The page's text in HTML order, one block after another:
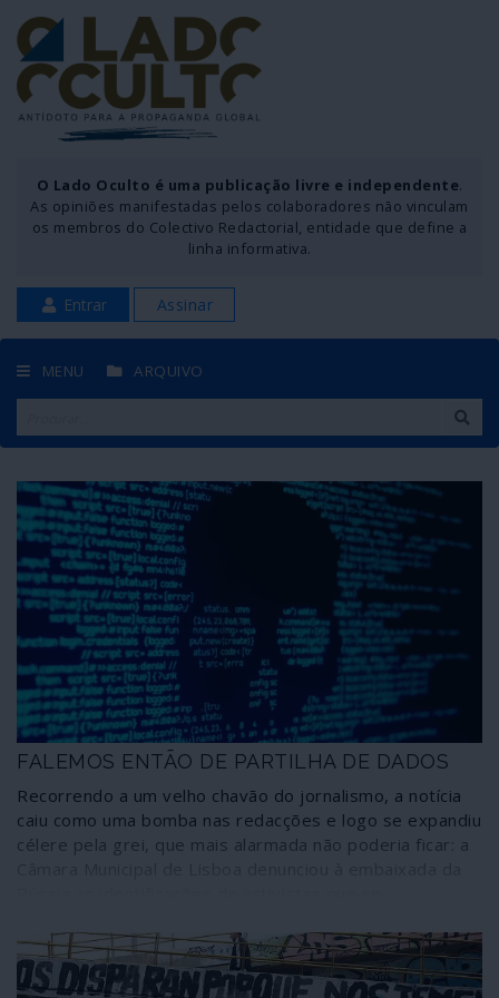
O Lado Oculto é uma publicação livre e independente.
As opiniões manifestadas pelos colaboradores não vinculam
os membros do Colectivo Redactorial, entidade que define a
linha informativa.
Entrar Assinar
MENU ARQUIVO
FALEMOS ENTÃO DE PARTILHA DE DADOS
Recorrendo a um velho chavão do jornalismo, a notícia
caiu como uma bomba nas redacções e logo se expandiu
célere pela grei, que mais alarmada não poderia ficar: a
resistência anti-Putin. Como deve ser nestas ocasiões
de extrema gravidade para a nação, o chefe de Estado
tomou as dores da comunidade e em palavras enfáticas